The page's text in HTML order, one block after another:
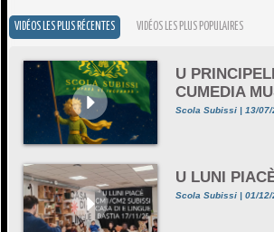
VIDÉOS LES PLUS RÉCENTES VIDÉOS LES PLUS POPULAIRES
U
CUMEDIA
Scola Subissi | 13/
U LUNI
Scola Subissi | 01/